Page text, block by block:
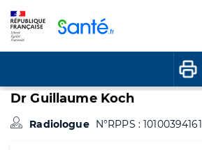
Dr Guillaume Koch
Radiologue N°RPPS : 10100394161